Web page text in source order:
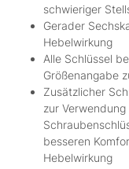
schwieriger
Gerader
Hebelwirkung
Alle Schlüssel
Größenangabe
Zusätzlicher
zur
besseren
Hebelwirkung